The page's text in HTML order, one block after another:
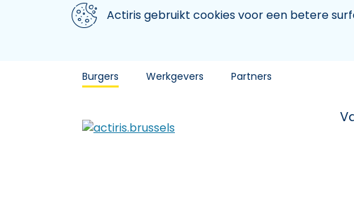
Aller au contenu principal
We gebruiken cookiesActiris gebruikt cookies voor een betere
Burgers Werkgevers Partners